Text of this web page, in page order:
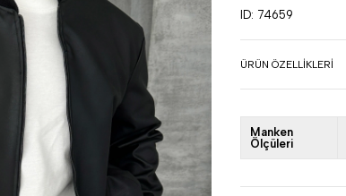
ID: 74659
ÜRÜN ÖZELLIKLERI
Manken
Ölçüleri